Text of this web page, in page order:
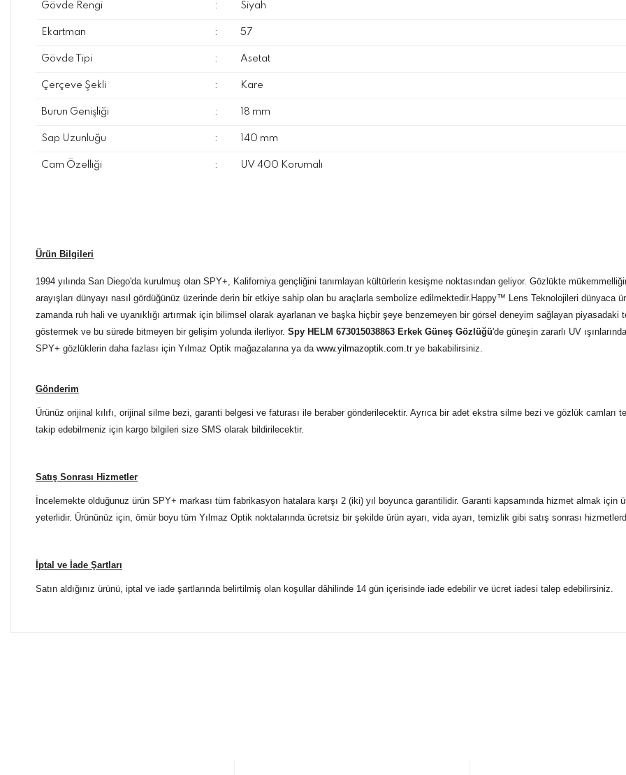
Gövde Rengi : Siyah
Ekartman : 57
Gövde Tipi : Asetat
Çerçeve Şekli : Kare
Burun Genişliği : 18 mm
Sap Uzunluğu : 140 mm
Cam Özelliği : UV 400 Korumalı
Ürün Bilgileri
1994 yılında San Diego'da kurulmuş olan SPY+, Kaliforniya gençliğini tanımlayan kültürlerin kesişme noktasından geliyor. Gözlükte
arayışları dünyayı nasıl gördüğünüz üzerinde derin bir etkiye sahip olan bu araçlarla sembolize edilmektedir. Happy™ Lens Teknolojileri dünyaca
zamanda ruh hali ve uyanıklığı artırmak için bilimsel olarak ayarlanan ve başka hiçbir şeye benzemeyen bir görsel deneyim sağlayan piyasadaki
göstermek ve bu sürede bitmeyen bir gelişim yolunda ilerliyor. Spy HELM 673015038863 Erkek Güneş Gözlüğü'de güneşin zararlı UV
SPY+ gözlüklerin daha fazlası için Yılmaz Optik mağazalarına ya da www.yilmazoptik.com.trye bakabilirsiniz.
Gönderim
Ürünüz orijinal kılıfı, orijinal silme bezi, garanti belgesi ve faturası ile beraber gönderilecektir. Ayrıca bir adet ekstra silme bezi ve gözlük
takip edebilmeniz için kargo bilgileri size SMS olarak bildirilecektir.
Satış Sonrası Hizmetler
İncelemekte olduğunuz ürün SPY+ markası tüm fabrikasyon hatalara karşı 2 (iki) yıl boyunca garantilidir. Garanti kapsamında hizmet almak için
yeterlidir. Ürününüz için, ömür boyu tüm Yılmaz Optik noktalarında ücretsiz bir şekilde ürün ayarı, vida ayarı, temizlik gibi satış sonrası
İptal ve İade Şartları
Satın aldığınız ürünü, iptal ve iade şartlarında belirtilmiş olan koşullar dâhilinde 14 gün içerisinde iade edebilir ve ücret iadesi talep edebilirsiniz.